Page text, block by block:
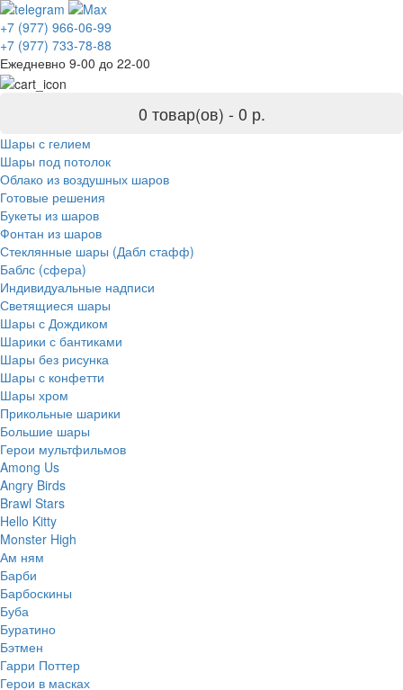
+7 (977) 966-06-99
+7 (977) 733-78-88
Ежедневно 9-00 до 22-00
0 товар(ов) - 0 р.
Шары с гелием
Шары под потолок
Облако из воздушных шаров
Готовые решения
Букеты из шаров
Фонтан из шаров
Стеклянные шары (Дабл стафф)
Баблс (сфера)
Индивидуальные надписи
Светящиеся шары
Шары с Дождиком
Шарики с бантиками
Шары без рисунка
Шары с конфетти
Шары хром
Прикольные шарики
Большие шары
Герои мультфильмов
Among Us
Angry Birds
Brawl Stars
Hello Kitty
Monster High
Ам ням
Барби
Барбоскины
Буба
Буратино
Бэтмен
Гарри Поттер
Герои в масках